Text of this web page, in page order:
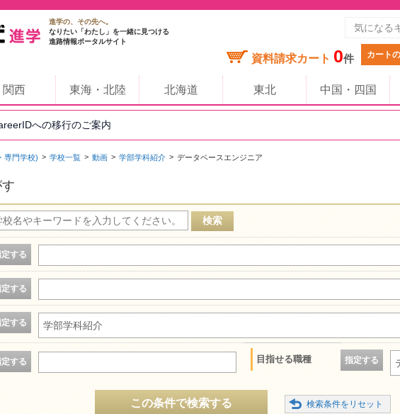
進学の、その先へ。
なりたい「わたし」を一緒に見つける
進路情報ポータルサイト
資料請求カート 0件 カート
関西 東海・北陸 北海道 東北 中国・四国
への移行のご案内
専門学校) 学校一覧 動画 学部学科紹介 データベースエンジニア
する
する
する 学部学科紹介
する 目指せる職種 指定する
この条件で検索する